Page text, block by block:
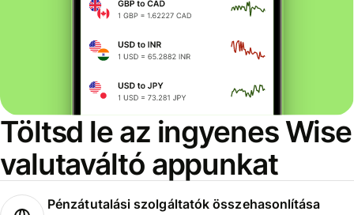
Töltsd le az ingyenes Wise
valutaváltó appunkat
Pénzátutalási szolgáltatók összehasonlítása